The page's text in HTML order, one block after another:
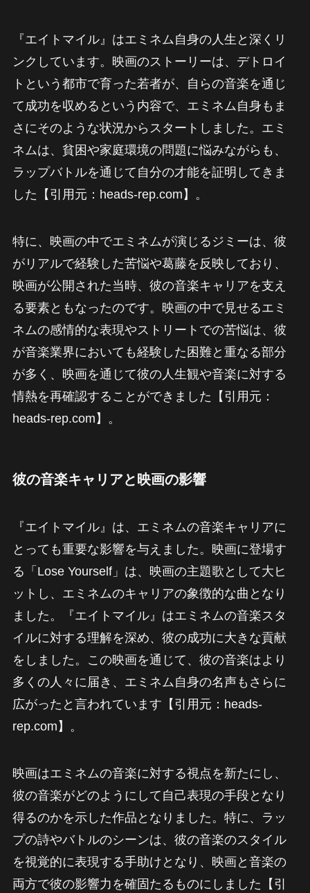
『エイトマイル』はエミネム自身の人生と深くリ
ンクしています。映画のストーリーは、デトロイ
トという都市で育った若者が、自らの音楽を通じ
て成功を収めるという内容で、エミネム自身もま
さにそのような状況からスタートしました。エミ
ネムは、貧困や家庭環境の問題に悩みながらも、
ラップバトルを通じて自分の才能を証明してきま
した【引用元：heads-rep.com】。
特に、映画の中でエミネムが演じるジミーは、彼
がリアルで経験した苦悩や葛藤を反映しており、
映画が公開された当時、彼の音楽キャリアを支え
る要素ともなったのです。映画の中で見せるエミ
ネムの感情的な表現やストリートでの苦悩は、彼
が音楽業界においても経験した困難と重なる部分
が多く、映画を通じて彼の人生観や音楽に対する
情熱を再確認することができました【引用元：
heads-rep.com】。
彼の音楽キャリアと映画の影響
『エイトマイル』は、エミネムの音楽キャリアに
とっても重要な影響を与えました。映画に登場す
る「Lose Yourself」は、映画の主題歌として大ヒ
ットし、エミネムのキャリアの象徴的な曲となり
ました。『エイトマイル』はエミネムの音楽スタ
イルに対する理解を深め、彼の成功に大きな貢献
をしました。この映画を通じて、彼の音楽はより
多くの人々に届き、エミネム自身の名声もさらに
広がったと言われています【引用元：heads-
rep.com】。
映画はエミネムの音楽に対する視点を新たにし、
彼の音楽がどのようにして自己表現の手段となり
得るのかを示した作品となりました。特に、ラッ
プの詩やバトルのシーンは、彼の音楽のスタイル
を視覚的に表現する手助けとなり、映画と音楽の
両方で彼の影響力を確固たるものにしました【引